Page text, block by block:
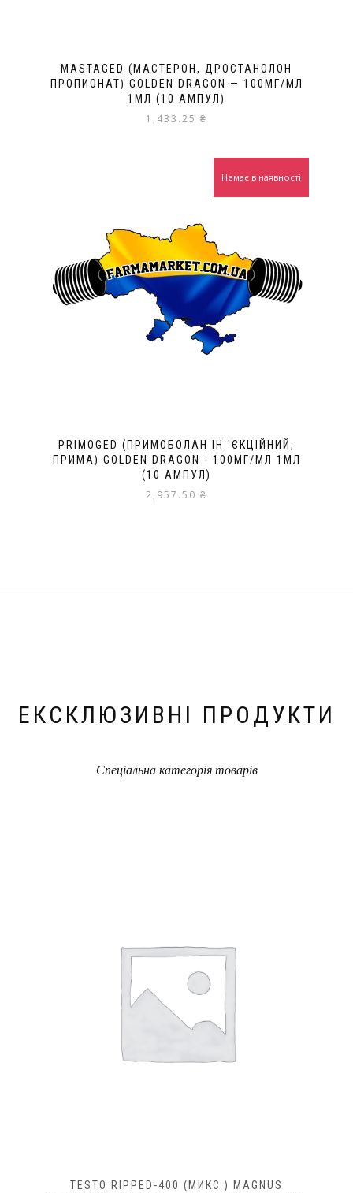
MASTAGED (МАСТЕРОН, ДРОСТАНОЛОН
ПРОПИОНАТ) GOLDEN DRAGON — 100МГ/МЛ
1МЛ (10 АМПУЛ)
1,433.25 ₴
PRIMOGED (ПРИМОБОЛАН ІН 'ЄКЦІЙНИЙ,
ПРИМА) GOLDEN DRAGON - 100МГ/МЛ 1МЛ
(10 АМПУЛ)
2,957.50 ₴
Немає в наявності
ЕКСКЛЮЗИВНІ ПРОДУКТИ
Спеціальна категорія товарів
TESTO RIPPED-400 (МИКС ) MAGNUS